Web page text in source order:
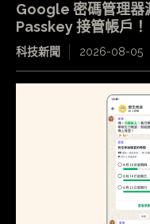
Google 密碼管理
Passkey 接管帳戶！
科技新聞 2026-08-05